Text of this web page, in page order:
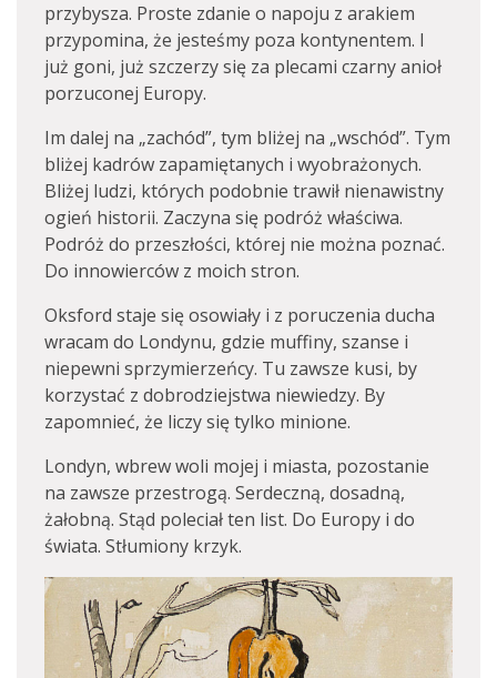
przybysza. Proste zdanie o napoju z arakiem
przypomina, że jesteśmy poza kontynentem. I
już goni, już szczerzy się za plecami czarny anioł
porzuconej Europy.
Im dalej na „zachód”, tym bliżej na „wschód”. Tym
bliżej kadrów zapamiętanych i wyobrażonych.
Bliżej ludzi, których podobnie trawił nienawistny
ogień historii. Zaczyna się podróż właściwa.
Podróż do przeszłości, której nie można poznać.
Do innowierców z moich stron.
Oksford staje się osowiały i z poruczenia ducha
wracam do Londynu, gdzie muffiny, szanse i
niepewni sprzymierzeńcy. Tu zawsze kusi, by
korzystać z dobrodziejstwa niewiedzy. By
zapomnieć, że liczy się tylko minione.
Londyn, wbrew woli mojej i miasta, pozostanie
na zawsze przestrogą. Serdeczną, dosadną,
żałobną. Stąd poleciał ten list. Do Europy i do
świata. Stłumiony krzyk.